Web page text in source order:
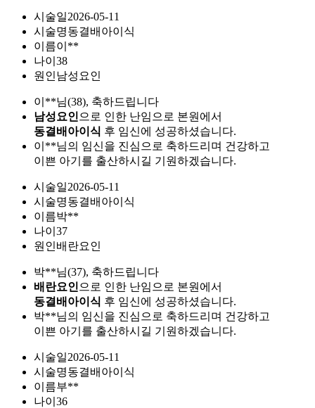
시술일2026-05-11
시술명동결배아이식
이름이**
나이 38
원인남성요인
이**님(38), 축하드립니다
남성요인 으로 인한 난임으로 본원에서
동결배아이식 후 임신에 성공하셨습니다.
이**님의 임신을 진심으로 축하드리며 건강하고
이쁜 아기를 출산하시길 기원하겠습니다.
시술일2026-05-11
시술명동결배아이식
이름박**
나이 37
원인배란요인
박**님(37), 축하드립니다
배란요인 으로 인한 난임으로 본원에서
동결배아이식 후 임신에 성공하셨습니다.
박**님의 임신을 진심으로 축하드리며 건강하고
이쁜 아기를 출산하시길 기원하겠습니다.
시술일2026-05-11
시술명동결배아이식
이름부**
나이 36